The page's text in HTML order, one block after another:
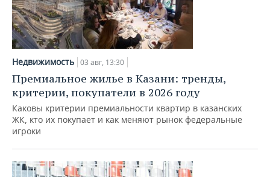
Недвижимость 03 авг, 13:30
Премиальное жилье в Казани: тренды,
критерии, покупатели в 2026 году
Каковы критерии премиальности квартир в казанских
ЖК, кто их покупает и как меняют рынок федеральные
игроки